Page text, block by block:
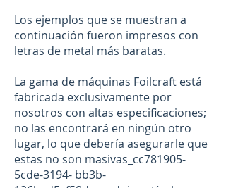
Los ejemplos que se muestran a
continuación fueron impresos con
letras de metal más baratas.
La gama de máquinas Foilcraft está
fabricada exclusivamente por
nosotros con altas especificaciones;
no las encontrará en ningún otro
lugar, lo que debería asegurarle que
estas no son masivas_cc781905-
5cde-3194- bb3b-